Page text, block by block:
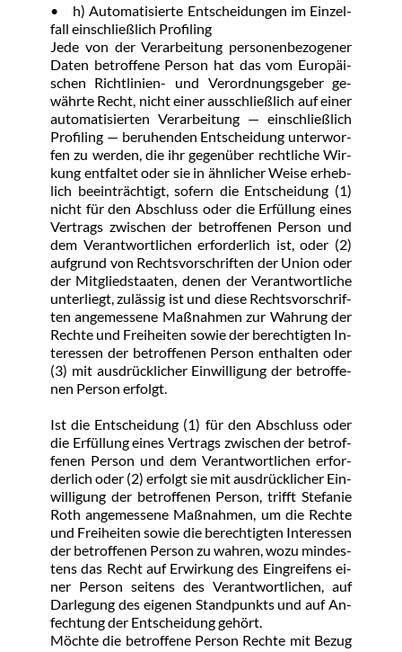
•	h) Au­to­ma­ti­sier­te Ent­schei­dun­gen im Ein­zel­
fall ein­schließ­lich Pro­filing
Je­de von der Ver­ar­bei­tung per­so­nen­be­zo­ge­ner
Da­ten be­trof­fe­ne Per­son hat das vom Eu­ro­päi­
schen Richt­li­ni­en- und Ver­ord­nungs­ge­ber ge­
währ­te Recht, nicht ei­ner aus­schließ­lich auf ei­ner
au­to­ma­ti­sier­ten Ver­ar­bei­tung — ein­schließ­lich
Pro­filing — be­ru­hen­den Ent­schei­dung un­ter­wor­
fen zu wer­den, die ihr ge­gen­über recht­li­che Wir­
kung ent­fal­tet oder sie in ähn­li­cher Wei­se er­heb­
lich be­ein­träch­tigt, so­fern die Ent­schei­dung (1)
nicht für den Ab­schluss oder die Er­fül­lung ei­nes
Ver­trags zwi­schen der be­trof­fe­nen Per­son und
dem Ver­ant­wort­li­chen er­for­der­lich ist, oder (2)
auf­grund von Rechts­vor­schrif­ten der Uni­on oder
der Mit­glied­staa­ten, de­nen der Ver­ant­wort­li­che
un­ter­liegt, zu­läs­sig ist und die­se Rechts­vor­schrif­
ten an­ge­mes­se­ne Maß­nah­men zur Wah­rung der
Rech­te und Frei­hei­ten so­wie der be­rech­tig­ten In­
ter­es­sen der be­trof­fe­nen Per­son ent­hal­ten oder
(3) mit aus­drück­li­cher Ein­wil­li­gung der be­trof­fe­
nen Per­son er­folgt.
Ist die Ent­schei­dung (1) für den Ab­schluss oder
die Er­fül­lung ei­nes Ver­trags zwi­schen der be­trof­
fe­nen Per­son und dem Ver­ant­wort­li­chen er­for­
der­lich oder (2) er­folgt sie mit aus­drück­li­cher Ein­
wil­li­gung der be­trof­fe­nen Per­son, trifft Ste­fa­nie
Roth an­ge­mes­se­ne Maß­nah­men, um die Rech­te
und Frei­hei­ten so­wie die be­rech­tig­ten In­ter­es­sen
der be­trof­fe­nen Per­son zu wah­ren, wo­zu min­des­
tens das Recht auf Er­wir­kung des Ein­grei­fens ei­
ner Per­son sei­tens des Ver­ant­wort­li­chen, auf
Dar­le­gung des ei­ge­nen Stand­punkts und auf An­
fech­tung der Ent­schei­dung ge­hört.
Möch­te die be­trof­fe­ne Per­son Rech­te mit Be­zug